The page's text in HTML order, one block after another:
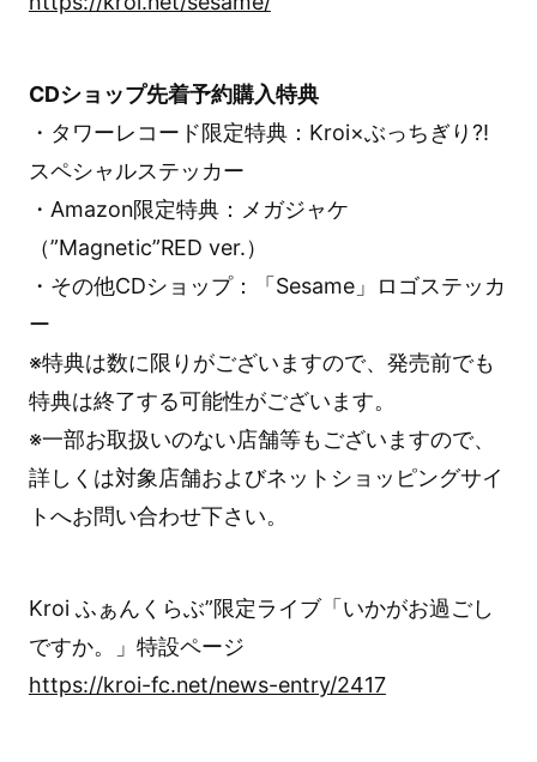
CDショップ先着予約購入特典
・タワーレコード限定特典：Kroi×ぶっちぎり?!
スペシャルステッカー
・Amazon限定特典：メガジャケ
（”Magnetic”RED ver.）
・その他CDショップ：「Sesame」ロゴステッカ
ー
※特典は数に限りがございますので、発売前でも
特典は終了する可能性がございます。
※一部お取扱いのない店舗等もございますので、
詳しくは対象店舗およびネットショッピングサイ
トへお問い合わせ下さい。
Kroi ふぁんくらぶ”限定ライブ「いかがお過ごし
ですか。」特設ページ
https://kroi-fc.net/news-entry/2417